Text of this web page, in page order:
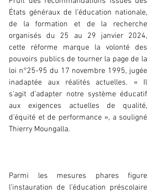
États généraux de l’éducation nationale,
de la formation et de la recherche
organisés du 25 au 29 janvier 2024,
cette réforme marque la volonté des
pouvoirs publics de tourner la page de la
loi n°25-95 du 17 novembre 1995, jugée
inadaptée aux réalités actuelles. « Il
s’agit d’adapter notre système éducatif
aux exigences actuelles de qualité,
d’équité et de performance », a souligné
Thierry Moungalla.
‎Parmi les mesures phares figure
l’instauration de l’éducation préscolaire